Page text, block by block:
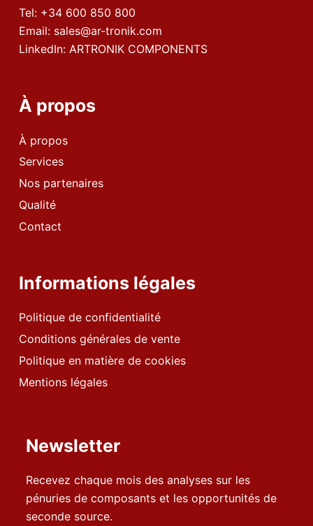
Tel: +34 600 850 800
Email: sales@ar-tronik.com
LinkedIn: ARTRONIK COMPONENTS
À propos
À propos
Services
Nos partenaires
Qualité
Contact
Informations légales
Politique de confidentialité
Conditions générales de vente
Politique en matière de cookies
Mentions légales
Newsletter
Recevez chaque mois des analyses sur les
pénuries de composants et les opportunités de
seconde source.